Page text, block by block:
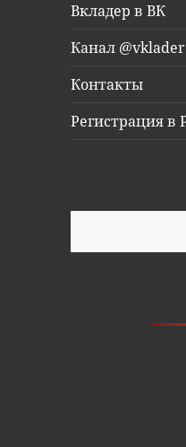
Вкладер в ВК
Канал
Контакты
Регистрация в